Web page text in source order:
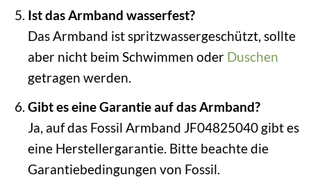
Ist das Armband wasserfest?
Das Armband ist spritzwassergeschützt, sollte
aber nicht beim Schwimmen oder Duschen
getragen werden.
Gibt es eine Garantie auf das Armband?
Ja, auf das Fossil Armband JF04825040 gibt es
eine Herstellergarantie. Bitte beachte die
Garantiebedingungen von Fossil.